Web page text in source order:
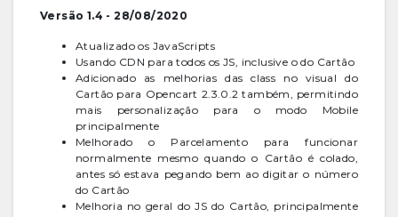
Versão 1.4 - 28/08/2020
Atualizado os JavaScripts
Usando CDN para todos os JS, inclusive o do Cartão
Adicionado as melhorias das class no visual do
Cartão para Opencart 2.3.0.2 também, permitindo
mais personalização para o modo Mobile
principalmente
Melhorado o Parcelamento para funcionar
normalmente mesmo quando o Cartão é colado,
antes só estava pegando bem ao digitar o número
do Cartão
Melhoria no geral do JS do Cartão, principalmente